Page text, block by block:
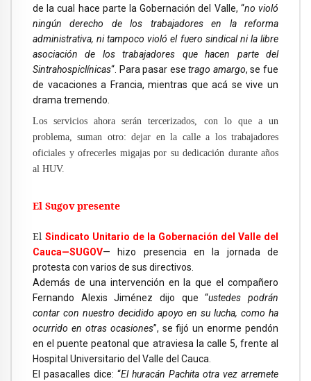
de la cual hace parte la Gobernación del Valle, “no violó
ningún derecho de los trabajadores en la reforma
administrativa, ni tampoco violó el fuero sindical ni la libre
asociación de los trabajadores que hacen parte del
Sintrahospiclínicas“. Para pasar esetrago amargo, se fue
de vacaciones a Francia, mientras que acá se vive un
drama tremendo.
Los servicios ahora serán tercerizados, con lo que a un
problema, suman otro: dejar en la calle a los trabajadores
oficiales y ofrecerles migajas por su dedicación durante años
al HUV.
El Sugov presente
El Sindicato Unitario de la Gobernación del Valle del
Cauca—SUGOV— hizo presencia en la jornada de
protesta con varios de sus directivos.
Además de una intervención en la que el compañero
Fernando Alexis Jiménez dijo que “ustedes podrán
contar con nuestro decidido apoyo en su lucha, como ha
ocurrido en otras ocasiones”, se fijó un enorme pendón
en el puente peatonal que atraviesa la calle 5, frente al
Hospital Universitario del Valle del Cauca.
El pasacalles dice: “El huracán Pachita otra vez arremete